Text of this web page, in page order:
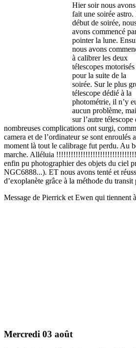
Hier soir nous avons
fait une soirée astro.
début de soirée,
avons commencé
pointer la lune.
nous avons
à calibrer les deux
télescopes motorisés
pour la suite de la
soirée. Sur le plus
télescope dédié à la
photométrie, il n’y
aucun problème,
sur l’autre télescope
nombreuses complications ont surgi,
camera et de l’ordinateur se sont enroulés
moment là tout le calibrage fut perdu. Au
marche. Alléluia
enfin pu photographier des objets du ciel
NGC6888...). ET nous avons tenté et
d’exoplanète grâce à la méthode du transit
Message de Pierrick et Ewen qui tiennent
Mercredi 03 août